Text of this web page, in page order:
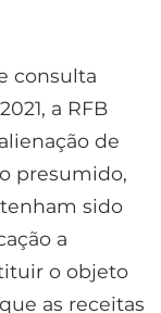
consulta
a RFB
de
presumido,
sido
a
o objeto
as receitas